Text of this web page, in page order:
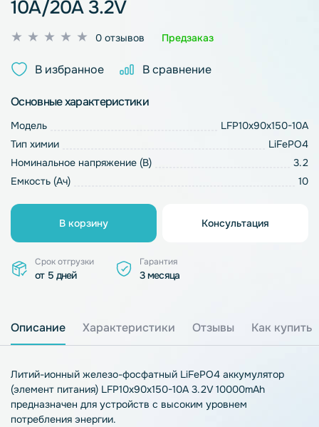
10A/20A 3.2V
Оценка
из
0 отзывов Предзаказ
В избранное В сравнение
Основные характеристики
Модель
LFP10x90x150-10A
Тип химии
LiFePO4
Номинальное напряжение (В)
3.2
Емкость (Ач)
10
В корзину Консультация
Срок отгрузки
от 5 дней
Гарантия
3 месяца
Описание Характеристики Отзывы Как купить
Литий-ионный железо-фосфатный LiFePO4 аккумулятор
(элемент питания) LFP10x90x150-10A 3.2V 10000mAh
предназначен для устройств с высоким уровнем
потребления энергии.